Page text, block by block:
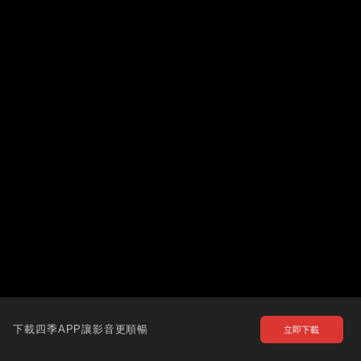
下載四季APP讓影音更順暢 立即下載